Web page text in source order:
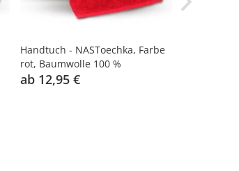
Handtuch - NASToechka, Farbe
rot, Baumwolle 100 %
ab 12,95 €